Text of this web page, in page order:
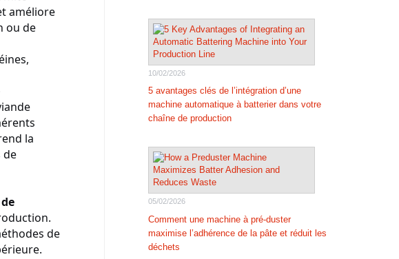
10/02/2026
5 avantages clés de l’intégration d’une
machine automatique à batterier dans votre
chaîne de production
05/02/2026
Comment une machine à pré-duster
maximise l’adhérence de la pâte et réduit les
déchets